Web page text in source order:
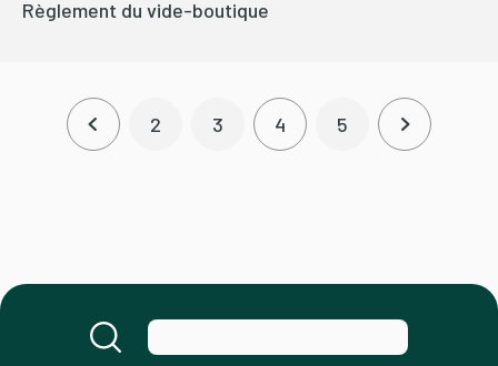
Règlement du vide-boutique
Pagination
Page précédente
Page
2 Page
3 Page courante
4 Page
5 Page